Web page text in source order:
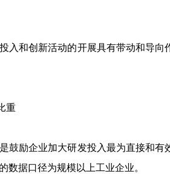
和创新活动的开展具有带动和导向
重
励企业加大研发投入最为直接和有
数据口径为规模以上工业企业。